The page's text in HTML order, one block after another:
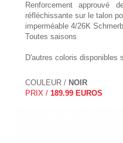
Renforcement approuvé
réfléchissante sur le talon
imperméable 4/26K
Toutes saisons
D'autres coloris disponibles
COULEUR / NOIR
PRIX / 189.99 EUROS